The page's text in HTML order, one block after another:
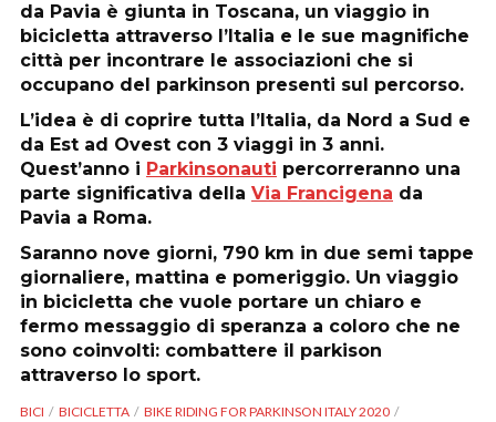
da Pavia è giunta in Toscana, un viaggio in
bicicletta attraverso l’Italia e le sue magnifiche
città per incontrare le associazioni che si
occupano del parkinson presenti sul percorso.
L’idea è di coprire tutta l’Italia, da Nord a Sud e
da Est ad Ovest con 3 viaggi in 3 anni.
Quest’anno i Parkinsonauti percorreranno una
parte significativa della Via Francigena da
Pavia a Roma.
Saranno nove giorni, 790 km in due semi tappe
giornaliere, mattina e pomeriggio. Un viaggio
in bicicletta che vuole portare un chiaro e
fermo messaggio di speranza a coloro che ne
sono coinvolti: combattere il parkison
attraverso lo sport.
BICI BICICLETTA
BIKE RIDING FOR PARKINSON ITALY 2020